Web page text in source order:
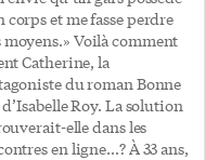
tenue à Ottawa les
13 mars 2026, qui a
282 personnes
Les preuves
Ce Sommet a
autres été l’occasion de
que les preuves […]
corps et me fasse perdre
moyens.» Voilà comment
Catherine, la
du roman Bonne
Roy. La solution
elle dans les
en ligne…? À 33 ans,